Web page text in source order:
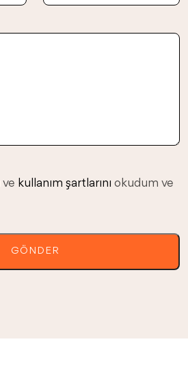
ve kullanım şartlarını okudum ve